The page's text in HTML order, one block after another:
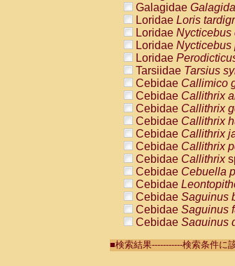
Galagidae
Loridae Loris
Loridae Nycticebus
Loridae Nycticebus
Loridae
Tarsiidae Tarsius
Cebidae Callimico
Cebidae Callithrix
Cebidae Callithrix
Cebidae Callithrix
Cebidae Callithrix
Cebidae Callithrix
Cebidae Callithrix
Cebidae Cebuella
Cebidae
Cebidae Saguinus
Cebidae Saguinus
Cebidae Saguinus
CebidaeSaguinus
■検索結果-----------検索条件に